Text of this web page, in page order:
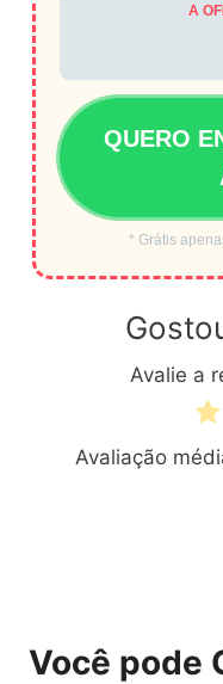
A
QUERO
* Grátis
Avalie a
Avaliação
Você pode